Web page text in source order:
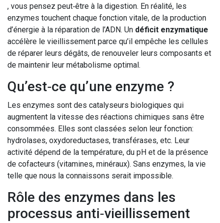
, vous pensez peut‑être à la digestion. En réalité, les
enzymes touchent chaque fonction vitale, de la production
d’énergie à la réparation de l’ADN. Un déficit enzymatique
accélère le vieillissement parce qu’il empêche les cellules
de réparer leurs dégâts, de renouveler leurs composants et
de maintenir leur métabolisme optimal.
Qu’est‑ce qu’une enzyme ?
Les enzymes sont des catalyseurs biologiques qui
augmentent la vitesse des réactions chimiques sans être
consommées. Elles sont classées selon leur fonction:
hydrolases, oxydoreductases, transférases, etc. Leur
activité dépend de la température, du pH et de la présence
de cofacteurs (vitamines, minéraux). Sans enzymes, la vie
telle que nous la connaissons serait impossible.
Rôle des enzymes dans les
processus anti‑vieillissement